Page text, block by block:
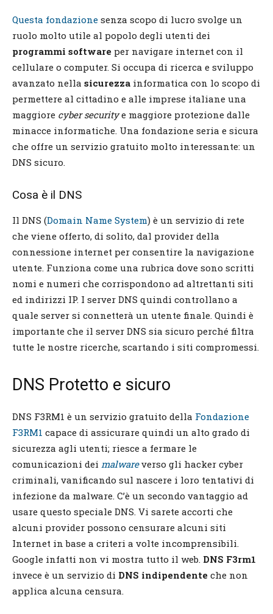
Questa fondazione senza scopo di lucro svolge un
ruolo molto utile al popolo degli utenti dei
programmi software per navigare internet con il
cellulare o computer. Si occupa di ricerca e sviluppo
avanzato nella sicurezza informatica con lo scopo di
permettere al cittadino e alle imprese italiane una
maggiore cyber securitye maggiore protezione dalle
minacce informatiche. Una fondazione seria e sicura
che offre un servizio gratuito molto interessante: un
DNS sicuro.
Cosa è il DNS
Il DNS (Domain Name System) è un servizio di rete
che viene offerto, di solito, dal provider della
connessione internet per consentire la navigazione
utente. Funziona come una rubrica dove sono scritti
nomi e numeri che corrispondono ad altrettanti siti
ed indirizzi IP. I server DNS quindi controllano a
quale server si connetterà un utente finale. Quindi è
importante che il server DNS sia sicuro perché filtra
tutte le nostre ricerche, scartando i siti compromessi.
DNS Protetto e sicuro
DNS F3RM1 è un servizio gratuito della Fondazione
F3RM1 capace di assicurare quindi un alto grado di
sicurezza agli utenti; riesce a fermare le
comunicazioni dei malwareverso gli hacker cyber
criminali, vanificando sul nascere i loro tentativi di
infezione da malware. C’è un secondo vantaggio ad
usare questo speciale DNS. Vi sarete accorti che
alcuni provider possono censurare alcuni siti
Internet in base a criteri a volte incomprensibili.
Google infatti non vi mostra tutto il web. DNS F3rm1
invece è un servizio di DNS indipendente che non
applica alcuna censura.